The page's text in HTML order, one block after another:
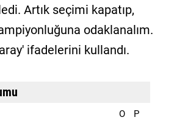
Artık seçimi kapatıp,
odaklanalım.
ifadelerini kullandı.
O P